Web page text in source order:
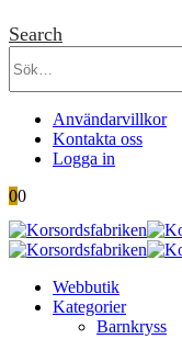
Search
Användarvillkor
Kontakta oss
Logga in
00
Webbutik
Kategorier
Barnkryss